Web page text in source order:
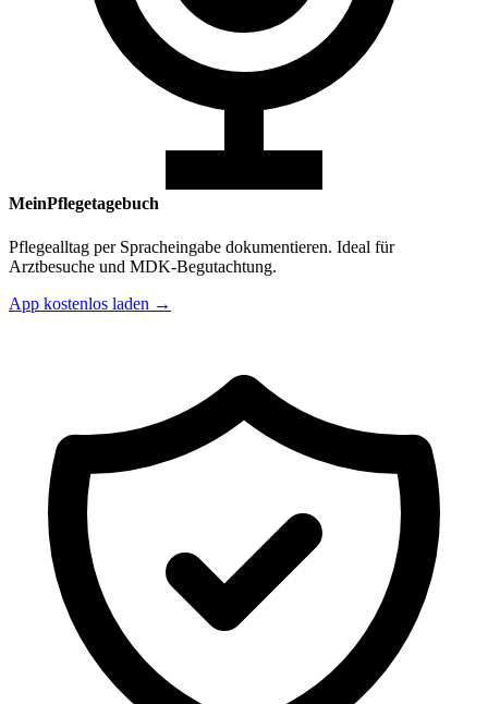
MeinPflegetagebuch
Pflegealltag per Spracheingabe dokumentieren. Ideal für
Arztbesuche und MDK-Begutachtung.
App kostenlos laden →